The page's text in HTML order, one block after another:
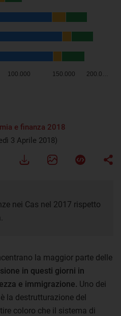
e finanza 2018
3 Aprile 2018)
nei Cas nel 2017 rispetto
la maggior parte delle
in questi giorni in
e immigrazione. Uno dei
la destrutturazione del
coloro che il sistema di